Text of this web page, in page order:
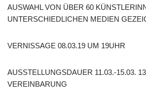
AUSWAHL VON ÜBER 60
UNTERSCHIEDLICHEN MEDIEN
VERNISSAGE 08.03.19 UM 19UHR
AUSSTELLUNGSDAUER 11.03.-15.03.
VEREINBARUNG